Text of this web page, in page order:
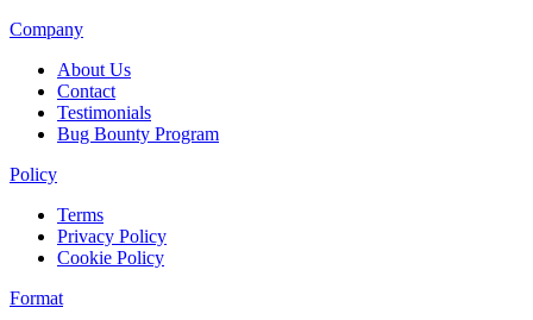
Company
About Us
Contact
Testimonials
Bug Bounty Program
Policy
Terms
Privacy Policy
Cookie Policy
Format